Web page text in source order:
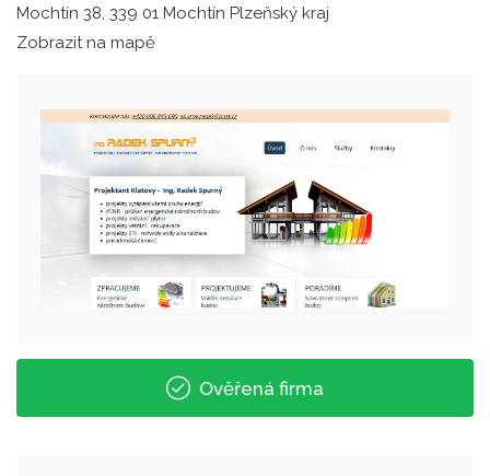
Mochtín 38, 339 01 Mochtín Plzeňský kraj
Zobrazit na mapě
Ověřená firma